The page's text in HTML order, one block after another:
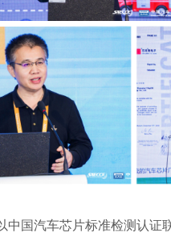
中国汽车芯片标准检测认